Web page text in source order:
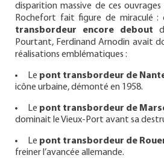
disparition massive de ces ouvrages
Rochefort fait figure de miraculé :
transbordeur encore debout
Pourtant, Ferdinand Arnodin avait
réalisations emblématiques :
Le pont transbordeur de
icône urbaine, démonté en 1958.
Le pont transbordeur de
dominait le Vieux-Port avant sa
Le pont transbordeur de
freiner l’avancée allemande.